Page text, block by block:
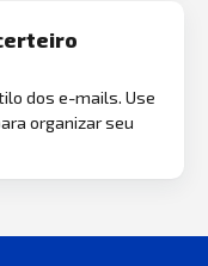
dos e-mails. Use
organizar seu